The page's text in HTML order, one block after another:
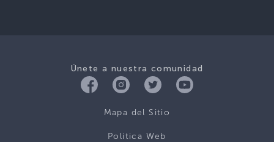
Únete a nuestra comunidad
Mapa del Sitio
Politica Web